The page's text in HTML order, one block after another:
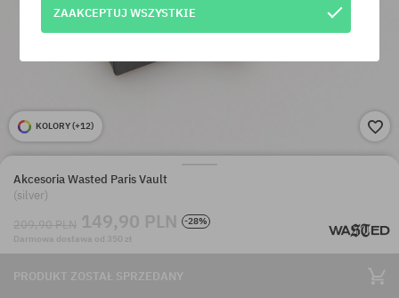
KOLORY (+12)
Akcesoria Wasted Paris Vault
(silver)
209,90 PLN 149,90 PLN
-28%
Darmowa dostawa od 350 zł
PRODUKT ZOSTAŁ SPRZEDANY
ZAAKCEPTUJ WSZYSTKIE